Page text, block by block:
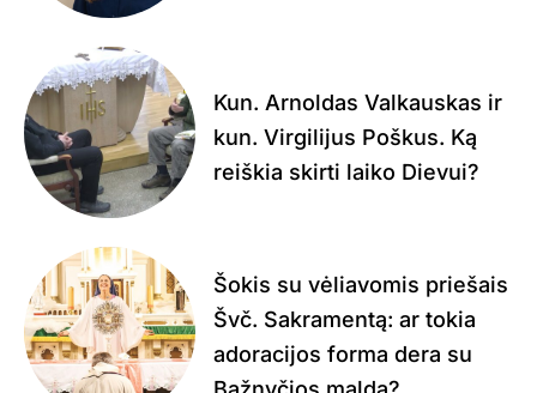
Kun. Arnoldas Valkauskas ir
kun. Virgilijus Poškus. Ką
reiškia skirti laiko Dievui?
Šokis su vėliavomis priešais
Švč. Sakramentą: ar tokia
adoracijos forma dera su